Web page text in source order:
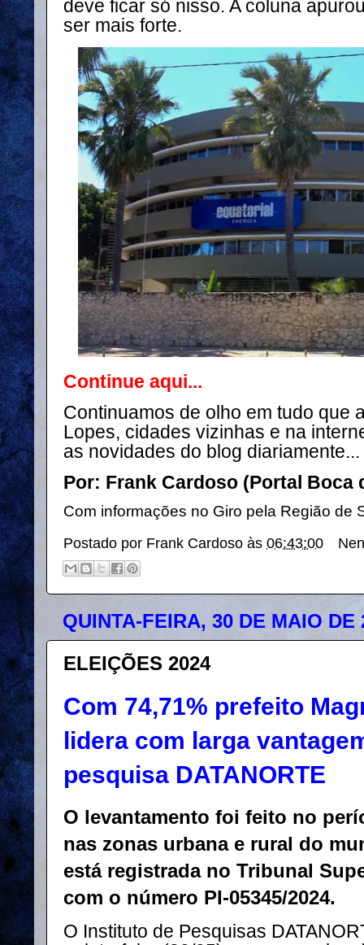
deve ficar só nisso. A coluna
ser mais forte.
Continue aqui...
Continuamos de olho em tudo que
Lopes, cidades vizinhas e na
as novidades do blog
Por: Frank Cardoso (Portal Boca
Com informações no Giro pela Região de
Postado por Frank Cardoso às 06:43:00
QUINTA-FEIRA, 30 DE MAIO DE
ELEIÇÕES 2024
Com 74,71% prefeito
lidera com larga
pesquisa DATANORTE
O levantamento foi feito no
nas zonas urbana e rural do
está registrada no Tribunal
com o número PI-05345/2024.
O Instituto de Pesquisas